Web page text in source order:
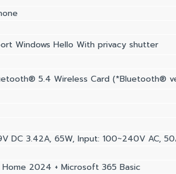
Windows Hello With privacy shutter
5.4 Wireless Card (*Bluetooth®
DC 3.42A, 65W, Input: 100~240V AC,
2024 + Microsoft 365 Basic